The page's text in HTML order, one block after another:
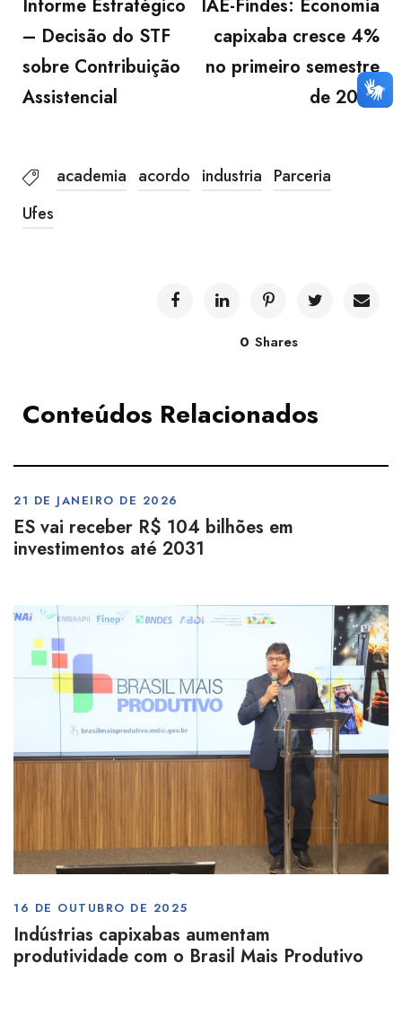
Informe Estratégico
– Decisão do STF
sobre Contribuição
Assistencial
IAE-Findes: Economia
capixaba cresce 4%
no primeiro semestre
de 2023
academia acordo industria Parceria
Ufes
0 Shares
Conteúdos Relacionados
21 DE JANEIRO DE 2026
ES vai receber R$ 104 bilhões em
investimentos até 2031
16 DE OUTUBRO DE 2025
Indústrias capixabas aumentam
produtividade com o Brasil Mais Produtivo